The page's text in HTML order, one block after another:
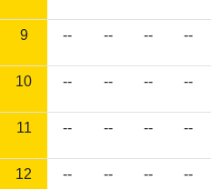
9 -- -- -- --
10 -- -- -- --
11 -- -- -- --
12 -- -- -- --